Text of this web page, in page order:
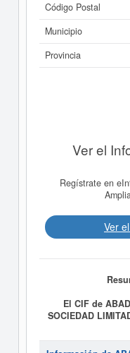
Código Postal
Municipio
Provincia
Ver el
Regístrate en
Ver
El CIF de
SOCIEDAD
SOCIEDAD